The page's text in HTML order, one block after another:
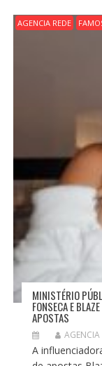
AGENCIA REDE
MINISTÉRIO
FONSECA E
APOSTAS
AGENCIA
A